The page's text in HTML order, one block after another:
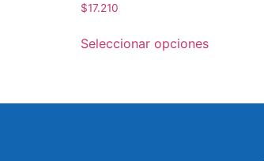
$17.210
Seleccionar opciones